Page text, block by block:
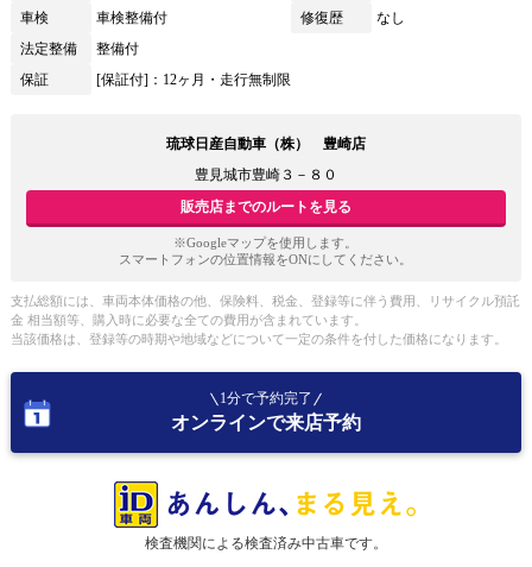
車検
車検整備付 修復歴
なし
法定整備
整備付
保証
[保証付]：12ヶ月・走行無制限
琉球日産自動車（株） 豊崎店
豊見城市豊崎３－８０
販売店までのルートを見る
※Googleマップを使用します。
スマートフォンの位置情報をONにしてください。
支払総額には、車両本体価格の他、保険料、税金、登録等に伴う費用、リサイクル預託
金 相当額等、購入時に必要な全ての費用が含まれています。
当該価格は、登録等の時期や地域などについて一定の条件を付した価格になります。
1分で予約完了
オンラインで来店予約
検査機関による検査済み中古車です。